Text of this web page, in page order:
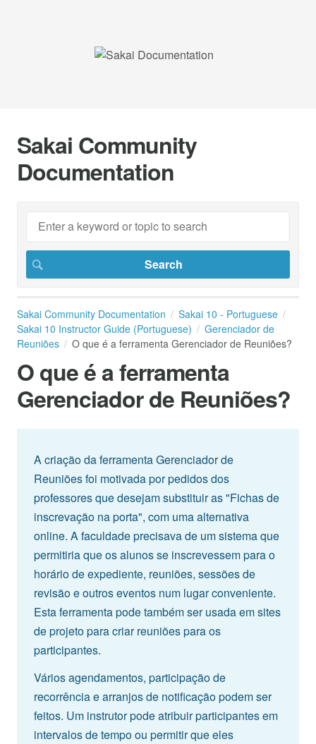
Sakai Community
Documentation
Sakai Community Documentation
Sakai 10 - Portuguese
Sakai 10 Instructor Guide (Portuguese)
Gerenciador de
Reuniões
O que é a ferramenta Gerenciador de Reuniões?
O que é a ferramenta
Gerenciador de Reuniões?
A criação da ferramenta Gerenciador de
Reuniões foi motivada por pedidos dos
professores que desejam substituir as "Fichas de
inscrevação na porta", com uma alternativa
online. A faculdade precisava de um sistema que
permitiria que os alunos se inscrevessem para o
horário de expediente, reuniões, sessões de
revisão e outros eventos num lugar conveniente.
Esta ferramenta pode também ser usada em sites
de projeto para criar reuniões para os
participantes.
Vários agendamentos, participação de
recorrência e arranjos de notificação podem ser
feitos. Um instrutor pode atribuir participantes em
intervalos de tempo ou permitir que eles